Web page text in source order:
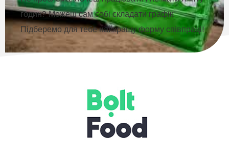
годин? Можеш сам собі складати графік.
Підберемо для тебе найкращу форму співпраці!